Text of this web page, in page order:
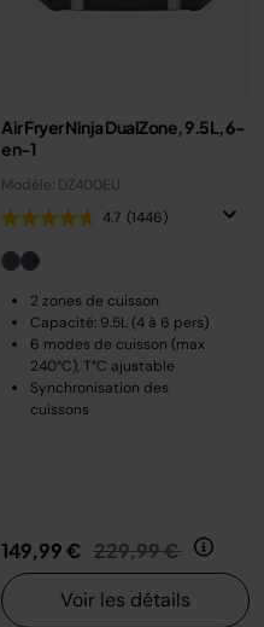
Air Fryer Ninja DualZone, 9.5L, 6-
en-1
Modèle: DZ400EU
4.7 (1446)
2 zones de cuisson
Capacité: 9.5L (4 à 6 pers)
6 modes de cuisson (max
240°C), T°C ajustable
Synchronisation des
cuissons
149,99 € Prix réduit de
229,99 € au
Voir les détails